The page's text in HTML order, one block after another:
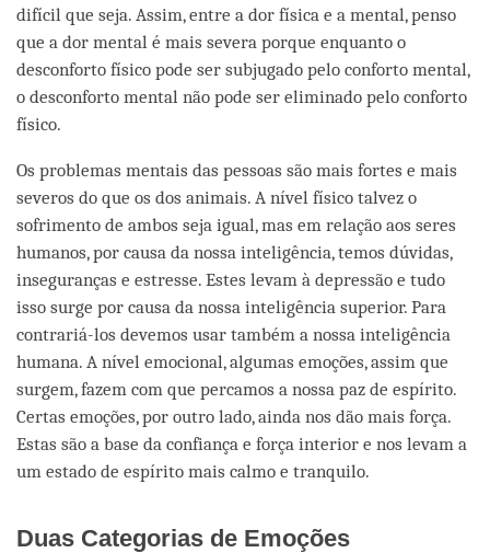
difícil que seja. Assim, entre a dor física e a mental, penso
que a dor mental é mais severa porque enquanto o
desconforto físico pode ser subjugado pelo conforto mental,
o desconforto mental não pode ser eliminado pelo conforto
físico.
Os problemas mentais das pessoas são mais fortes e mais
severos do que os dos animais. A nível físico talvez o
sofrimento de ambos seja igual, mas em relação aos seres
humanos, por causa da nossa inteligência, temos dúvidas,
inseguranças e estresse. Estes levam à depressão e tudo
isso surge por causa da nossa inteligência superior. Para
contrariá-los devemos usar também a nossa inteligência
humana. A nível emocional, algumas emoções, assim que
surgem, fazem com que percamos a nossa paz de espírito.
Certas emoções, por outro lado, ainda nos dão mais força.
Estas são a base da confiança e força interior e nos levam a
um estado de espírito mais calmo e tranquilo.
Duas Categorias de Emoções